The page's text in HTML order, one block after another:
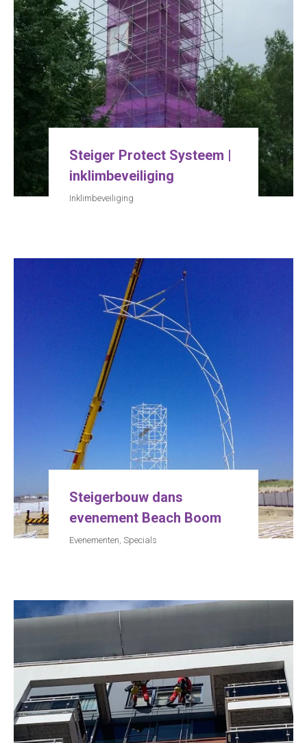
Steiger Protect Systeem |
inklimbeveiliging
Inklimbeveiliging
Steigerbouw dans
evenement Beach Boom
Evenementen, Specials